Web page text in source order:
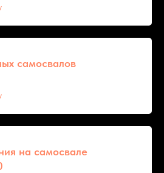
самосвалов
на самосвале